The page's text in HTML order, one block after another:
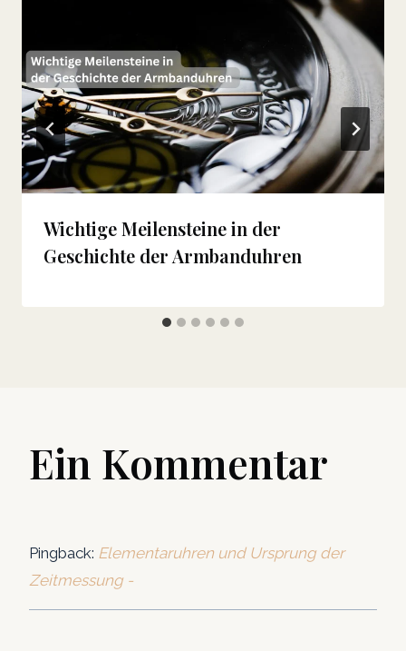
Wichtige Meilensteine in der
Geschichte der Armbanduhren
Ein Kommentar
Pingback: Elementaruhren und Ursprung der
Zeitmessung -